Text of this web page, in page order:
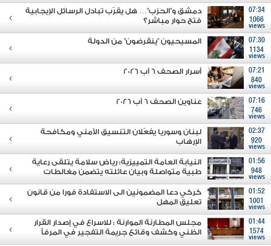
07:34
1066
views
دمشق و"الحزب"… هل يقرّب تبادل الرسائل الإيجابية
فتح حوار مباشر؟
07:30
1134
views
المسيحيون "ينقرضون" من الدولة
07:21
840
views
أسرار الصحف 6 آب 2026
07:16
746
views
عناوين الصحف 6 آب 2026
02:37
920
views
لبنان وسوريا يفعّلان التنسيق الأمني ومكافحة
الإرهاب
01:56
948
views
النيابة العامة التمييزية: رياض سلامة يتلقى رعاية
طبية متواصلة وبيان عائلته يتضمن مغالطات
01:52
1001
views
كركي دعا المضمونين الى الاستفادة فورا من قانون
تعليق المهل
01:44
1574
views
مجلس المطارنة الموارنة : للاسراع في إصدار القرار
الظني وكشف وقائع جريمة التفجير في المرفأ